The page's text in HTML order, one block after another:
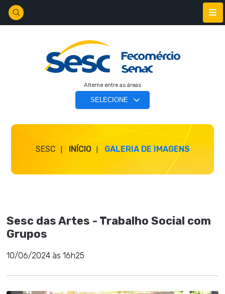
Alterne entre as áreas
SESC INÍCIO GALERIA DE IMAGENS
Sesc das Artes - Trabalho Social com
Grupos
10/06/2024 às 16h25